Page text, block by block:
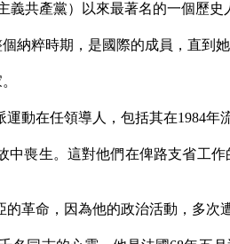
義共產黨）以來最著名的一個歷史
納粹時期，是國際的成員，直到她
運動在任領導人，包括其在1984年
中喪生。這對他們在俾路支省工
的革命，因為他的政治活動，多次